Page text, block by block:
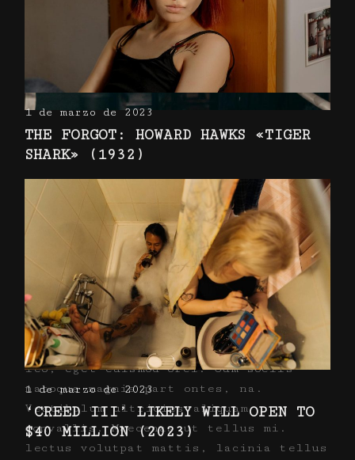
A HISTORY OF THE
HIGHEST-GROSSING
Proin gravida nibh vel velit auctor
aliquet. Aenean sollicitudin, lorem
quis bibendum auctor, nisicon
adipiscing elit. In ut ullamcorper
leo, eget euismod orci. Cum sociis
natoque magnis part ontes, na.
Vestibulum ultricies aliquam
convallis. Maecenas ut tellus mi.
lectus volutpat mattis, lacinia tellus
1 de marzo de 2023
THE FORGOT: HOWARD HAWKS «TIGER
SHARK» (1932)
1 de marzo de 2023
‘CREED III’ LIKELY WILL OPEN TO
$40 MILLION (2023)